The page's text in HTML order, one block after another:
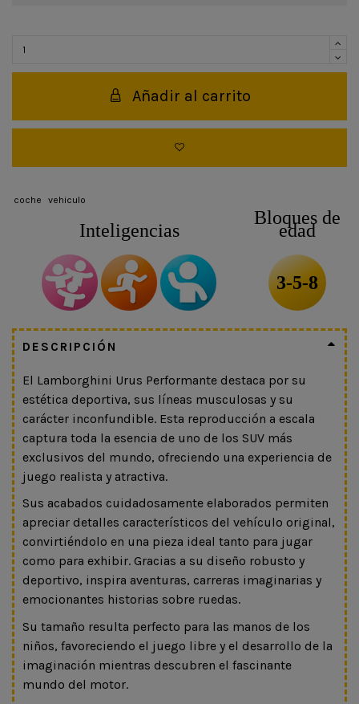
Añadir al carrito
coche vehiculo
Inteligencias
Bloques de
edad
3-5-8
DESCRIPCIÓN
El Lamborghini Urus Performante destaca por su
estética deportiva, sus líneas musculosas y su
carácter inconfundible. Esta reproducción a escala
captura toda la esencia de uno de los SUV más
exclusivos del mundo, ofreciendo una experiencia de
juego realista y atractiva.
Sus acabados cuidadosamente elaborados permiten
apreciar detalles característicos del vehículo original,
convirtiéndolo en una pieza ideal tanto para jugar
como para exhibir. Gracias a su diseño robusto y
deportivo, inspira aventuras, carreras imaginarias y
emocionantes historias sobre ruedas.
Su tamaño resulta perfecto para las manos de los
niños, favoreciendo el juego libre y el desarrollo de la
imaginación mientras descubren el fascinante
mundo del motor.